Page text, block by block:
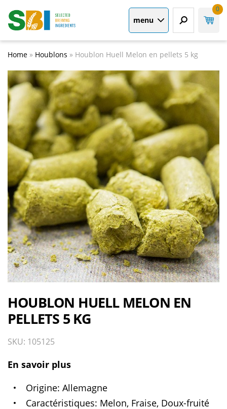
menu
0
Home » Houblons » Houblon Huell Melon en pellets 5 kg
HOUBLON HUELL MELON EN
PELLETS 5 KG
SKU: 105125
En savoir plus
Origine Allemagne
Caractéristiques Melon, Fraise, Doux-fruité